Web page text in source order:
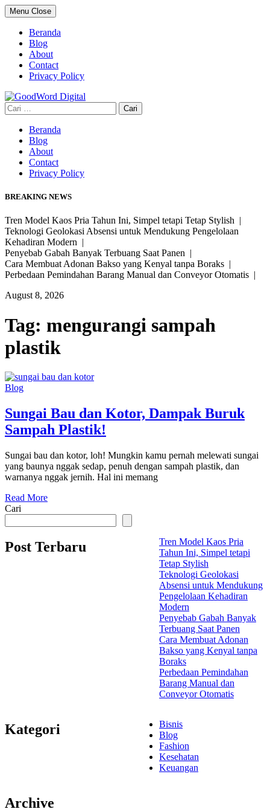
Skip
to
content
Menu Close
Beranda
Blog
About
Contact
Privacy Policy
Cari
untuk:
Beranda
Blog
About
Contact
Privacy Policy
BREAKING NEWS
Tren Model Kaos Pria Tahun Ini, Simpel tetapi Tetap Stylish |
Teknologi Geolokasi Absensi untuk Mendukung Pengelolaan
Kehadiran Modern |
Penyebab Gabah Banyak Terbuang Saat Panen |
Cara Membuat Adonan Bakso yang Kenyal tanpa Boraks |
Perbedaan Pemindahan Barang Manual dan Conveyor Otomatis |
August 8, 2026
Tag: mengurangi sampah
plastik
Blog
Sungai Bau dan Kotor, Dampak Buruk
Sampah Plastik!
Sungai bau dan kotor, loh! Mungkin kamu pernah melewati sungai
yang baunya nggak sedap, penuh dengan sampah plastik, dan
warnanya nggak jernih. Hal ini memang
Read More
Cari
Post Terbaru
Tren Model Kaos Pria
Tahun Ini, Simpel tetapi
Tetap Stylish
Teknologi Geolokasi
Absensi untuk Mendukung
Pengelolaan Kehadiran
Modern
Penyebab Gabah Banyak
Terbuang Saat Panen
Cara Membuat Adonan
Bakso yang Kenyal tanpa
Boraks
Perbedaan Pemindahan
Barang Manual dan
Conveyor Otomatis
Kategori
Bisnis
Blog
Fashion
Kesehatan
Keuangan
Archive